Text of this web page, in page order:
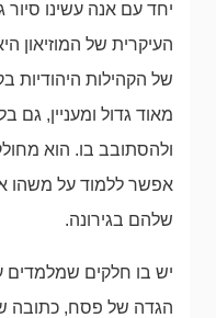
יחד עם אנה עשינו סיור
העיקרית של המוזיאון
של הקהילות היהודיות
מאוד גדול ומעניין, גם
ולהסתובב בו. הוא
אפשר ללמוד על משהו
שלהם בגירונה.
יש בו חלקים שמלמדים
הגדה של פסח, כתובה